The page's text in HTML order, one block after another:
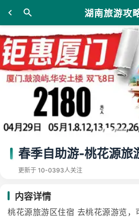
湖南旅游攻
春季自助游-桃花源旅
更新于 10-0393人关注
内容详情
桃花源旅游区住宿 去桃花源游览，